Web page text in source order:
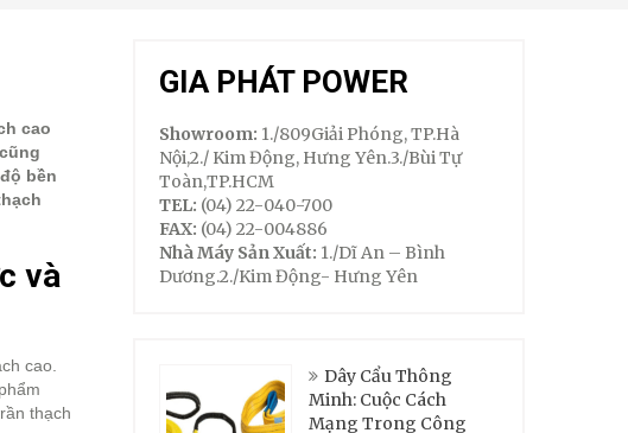
cao
bền
và
cao.
thạch
GIA PHÁT POWER
Showroom: 1./809Giải Phóng, TP.Hà
Nội,2./ Kim Động, Hưng Yên.3./Bùi Tự
Toàn,TP.HCM
TEL: (04) 22-040-700
FAX: (04) 22-004886
Nhà Máy Sản Xuất: 1./Dĩ An – Bình
Dương.2./Kim Động- Hưng Yên
Dây Cẩu Thông
Minh: Cuộc Cách
Mạng Trong Công